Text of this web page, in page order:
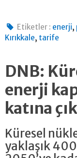
Etiketler : enerji,
Kırıkkale, tarife
DNB:
enerji
katına
Küresel
yaklaşık